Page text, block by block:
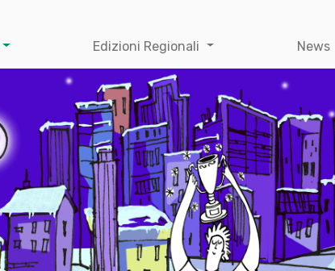
Edizioni Regionali News